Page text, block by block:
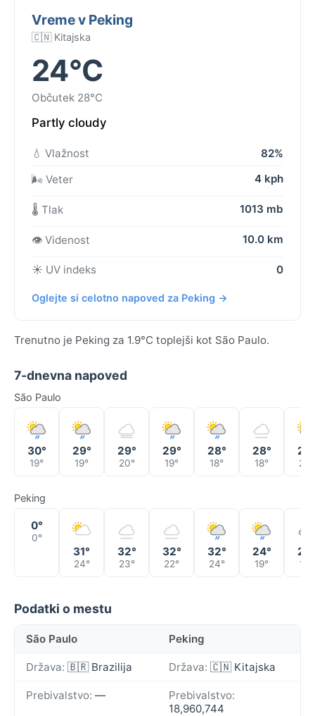
Vreme v Peking
🇨🇳 Kitajska
24°C
Občutek 28°C
Partly cloudy
💧 Vlažnost
82%
🌬️ Veter
4 kph
🌡️ Tlak 1013 mb
👁️ Videnost 10.0 km
☀️ UV indeks 0
Oglejte si celotno napoved za Peking →
Trenutno je Peking za 1.9°C toplejši kot São Paulo.
7-dnevna napoved
São Paulo
30°
19°
29°
19°
29°
20°
29°
19°
28°
18°
28°
18°
27°
20°
Peking
0°
0°
31°
24°
32°
23°
32°
22°
32°
24°
24°
19° 19°
Podatki o mestu
São Paulo Peking
Država: 🇧🇷 Brazilija Država: 🇨🇳 Kitajska
Prebivalstvo: —
Prebivalstvo:
18,960,744